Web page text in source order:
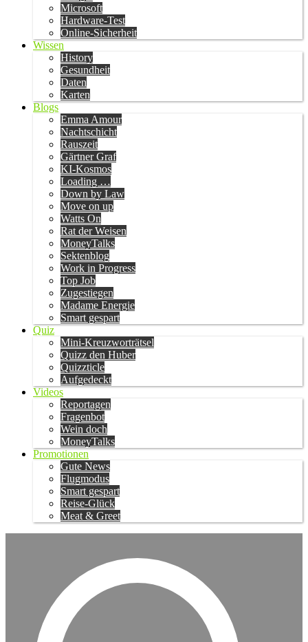
Microsoft
Hardware-Test
Online-Sicherheit
Wissen
History
Gesundheit
Daten
Karten
Blogs
Emma Amour
Nachtschicht
Rauszeit
Gärtner Graf
KI-Kosmos
Loading …
Down by Law
Move on up
Watts On
Rat der Weisen
MoneyTalks
Sektenblog
Work in Progress
Top Job
Zugestiegen
Madame Energie
Smart gespart
Quiz
Mini-Kreuzworträtsel
Quizz den Huber
Quizzticle
Aufgedeckt
Videos
Reportagen
Fragenbot
Wein doch
MoneyTalks
Promotionen
Gute News
Flugmodus
Smart gespart
Reise-Glück
Meat & Greet